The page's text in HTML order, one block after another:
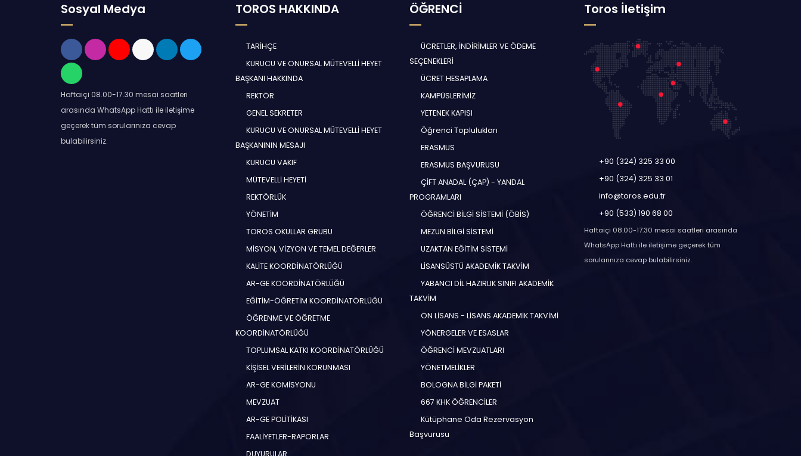
Sosyal Medya
Haftaiçi 08.00-17.30 mesai saatleri
arasında WhatsApp Hattı ile iletişime
geçerek tüm sorularınıza cevap
bulabilirsiniz.
TOROS HAKKINDA
TARİHÇE
KURUCU VE ONURSAL MÜTEVELLİ HEYET
BAŞKANI HAKKINDA
REKTÖR
GENEL SEKRETER
KURUCU VE ONURSAL MÜTEVELLİ HEYET
BAŞKANININ MESAJI
KURUCU VAKIF
MÜTEVELLİ HEYETİ
REKTÖRLÜK
YÖNETİM
TOROS OKULLAR GRUBU
MİSYON, VİZYON VE TEMEL DEĞERLER
KALİTE KOORDİNATÖRLÜĞÜ
AR-GE KOORDİNATÖRLÜĞÜ
EĞİTİM-ÖĞRETİM KOORDİNATÖRLÜĞÜ
ÖĞRENME VE ÖĞRETME
KOORDİNATÖRLÜĞÜ
TOPLUMSAL KATKI KOORDİNATÖRLÜĞÜ
KİŞİSEL VERİLERİN KORUNMASI
AR-GE KOMİSYONU
MEVZUAT
AR-GE POLİTİKASI
FAALİYETLER-RAPORLAR
DUYURULAR
ÖĞRENCİ
ÜCRETLER, İNDİRİMLER VE ÖDEME
SEÇENEKLERİ
ÜCRET HESAPLAMA
KAMPÜSLERİMİZ
YETENEK KAPISI
Öğrenci Toplulukları
ERASMUS
ERASMUS BAŞVURUSU
ÇİFT ANADAL (ÇAP) - YANDAL
PROGRAMLARI
ÖĞRENCİ BİLGİ SİSTEMİ (ÖBİS)
MEZUN BİLGİ SİSTEMİ
UZAKTAN EĞİTİM SİSTEMİ
LİSANSÜSTÜ AKADEMİK TAKVİM
YABANCI DİL HAZIRLIK SINIFI AKADEMİK
TAKVİM
ÖN LİSANS - LİSANS AKADEMİK TAKVİMİ
YÖNERGELER VE ESASLAR
ÖĞRENCİ MEVZUATLARI
YÖNETMELİKLER
BOLOGNA BİLGİ PAKETİ
667 KHK ÖĞRENCİLER
Kütüphane Oda Rezervasyon
Başvurusu
Toros İletişim
+90 (324) 325 33 00
+90 (324) 325 33 01
info@toros.edu.tr
+90 (533) 190 68 00
Haftaiçi 08.00-17.30 mesai saatleri arasında
WhatsApp Hattı ile iletişime geçerek tüm
sorularınıza cevap bulabilirsiniz.